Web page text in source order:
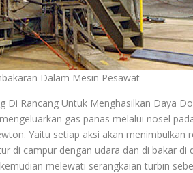
Dalam Mesin Pesawat
Di Rancang Untuk Menghasilkan Daya
gas panas melalui nosel
Yaitu setiap aksi akan menimbulkan
di campur dengan udara dan di bakar di
melewati serangkaian turbin